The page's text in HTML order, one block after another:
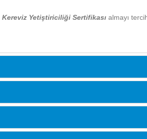
Kereviz Yetiştiriciliği Sertifikası almayı